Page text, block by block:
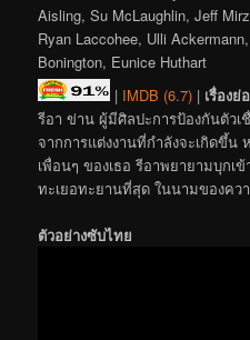
Aisling, Su McLaughlin, Jeff
Ryan Laccohee, Ulli
Bonington, Eunice Huthart
| IMDB (6.7) | เรื่องย่อ
รีอา ข่าน ผู้มีศิลปะการป้องกันตัวเ
จากการแต่งงานที่กำลังจะเกิดขึ้น
เพื่อนๆ ของเธอ รีอาพยายามบุกเ
ทะเยอทะยานที่สุด ในนามของคว
ตัวอย่างซับไทย